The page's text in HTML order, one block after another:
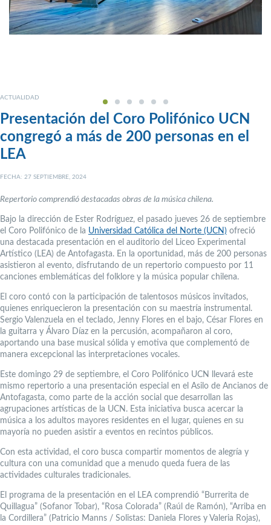
ACTUALIDAD
Presentación del Coro Polifónico UCN
congregó a más de 200 personas en el
LEA
FECHA: 27 SEPTIEMBRE, 2024
Repertorio comprendió destacadas obras de la música chilena.
Bajo la dirección de Ester Rodríguez, el pasado jueves 26 de septiembre
el Coro Polifónico de la Universidad Católica del Norte (UCN) ofreció
una destacada presentación en el auditorio del Liceo Experimental
Artístico (LEA) de Antofagasta. En la oportunidad, más de 200 personas
asistieron al evento, disfrutando de un repertorio compuesto por 11
canciones emblemáticas del folklore y la música popular chilena.
El coro contó con la participación de talentosos músicos invitados,
quienes enriquecieron la presentación con su maestría instrumental.
Sergio Valenzuela en el teclado, Jenny Flores en el bajo, César Flores en
la guitarra y Álvaro Díaz en la percusión, acompañaron al coro,
aportando una base musical sólida y emotiva que complementó de
manera excepcional las interpretaciones vocales.
Este domingo 29 de septiembre, el Coro Polifónico UCN llevará este
mismo repertorio a una presentación especial en el Asilo de Ancianos de
Antofagasta, como parte de la acción social que desarrollan las
agrupaciones artísticas de la UCN. Esta iniciativa busca acercar la
música a los adultos mayores residentes en el lugar, quienes en su
mayoría no pueden asistir a eventos en recintos públicos.
Con esta actividad, el coro busca compartir momentos de alegría y
cultura con una comunidad que a menudo queda fuera de las
actividades culturales tradicionales.
El programa de la presentación en el LEA comprendió “Burrerita de
Quillagua” (Sofanor Tobar), “Rosa Colorada” (Raúl de Ramón), “Arriba en
la Cordillera” (Patricio Manns / Solistas: Daniela Flores y Valeria Rojas),